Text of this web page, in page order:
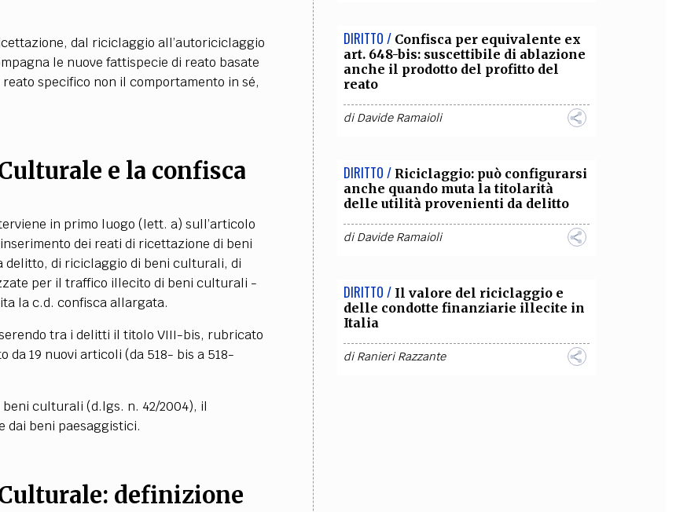
dal riciclaggio all’autoriciclaggio
le nuove fattispecie di reato basate
specifico non il comportamento in sé,
e la confisca
in primo luogo (lett. a) sull’articolo
dei reati di ricettazione di beni
di riciclaggio di beni culturali, di
per il traffico illecito di beni culturali -
la c.d. confisca allargata.
tra i delitti il titolo VIII-bis, rubricato
da 19 nuovi articoli (da 518- bis a 518-
beni culturali (d.lgs. n. 42/2004), il
beni paesaggistici.
: definizione
DIRITTO / Confisca per equivalente ex
art. 648-bis: suscettibile di ablazione
anche il prodotto del profitto del
reato
diDavide Ramaioli
DIRITTO / Riciclaggio: può configurarsi
anche quando muta la titolarità
delle utilità provenienti da delitto
diDavide Ramaioli
DIRITTO / Il valore del riciclaggio e
delle condotte finanziarie illecite in
Italia
diRanieri Razzante